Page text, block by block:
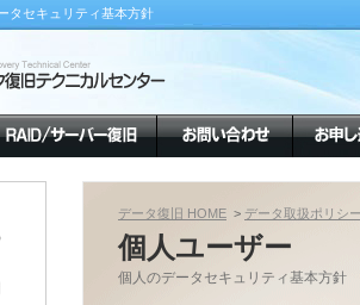
タセキュリティ基本方針
データ復旧 HOME > データ取扱ポリシー
個人ユーザー
個人のデータセキュリティ基本方針